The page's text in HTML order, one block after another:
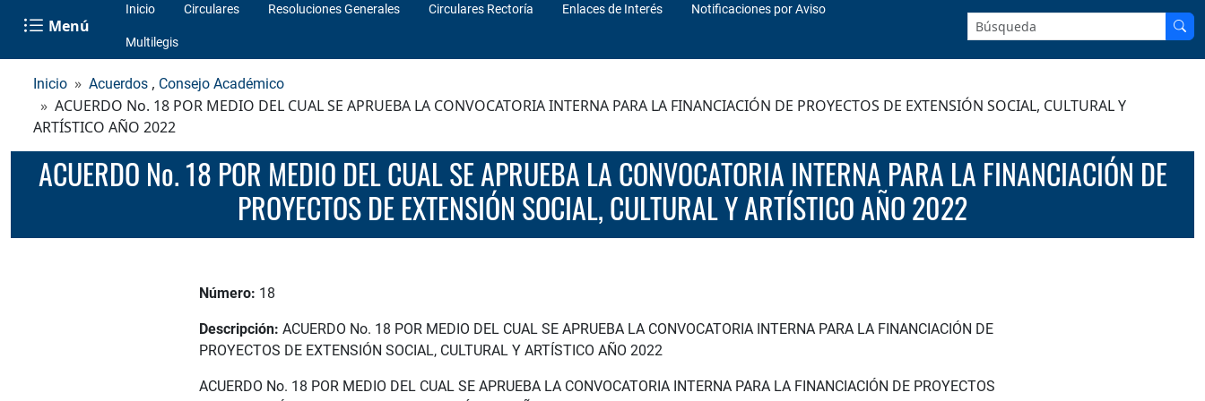
Menú
Inicio Circulares Resoluciones Generales Circulares Rectoría Enlaces de Interés Notificaciones por Aviso
Multilegis
Buscar en el sitio:
Inicio Acuerdos , Consejo Académico
ACUERDO No. 18 POR MEDIO DEL CUAL SE APRUEBA LA CONVOCATORIA INTERNA PARA LA FINANCIACIÓN DE PROYECTOS DE EXTENSIÓN SOCIAL, CULTURAL Y
ARTÍSTICO AÑO 2022
ACUERDO No. 18 POR MEDIO DEL CUAL SE APRUEBA LA CONVOCATORIA INTERNA PARA LA FINANCIACIÓN DE
PROYECTOS DE EXTENSIÓN SOCIAL, CULTURAL Y ARTÍSTICO AÑO 2022
Número: 18
Descripción: ACUERDO No. 18 POR MEDIO DEL CUAL SE APRUEBA LA CONVOCATORIA INTERNA PARA LA FINANCIACIÓN DE
PROYECTOS DE EXTENSIÓN SOCIAL, CULTURAL Y ARTÍSTICO AÑO 2022
ACUERDO No. 18 POR MEDIO DEL CUAL SE APRUEBA LA CONVOCATORIA INTERNA PARA LA FINANCIACIÓN DE PROYECTOS